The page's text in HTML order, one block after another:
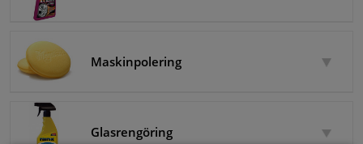
Bilvård & Tillbehör
Verkstad & Verktyg
Sensorer & Elsystem
Maskinpolering
Glasrengöring